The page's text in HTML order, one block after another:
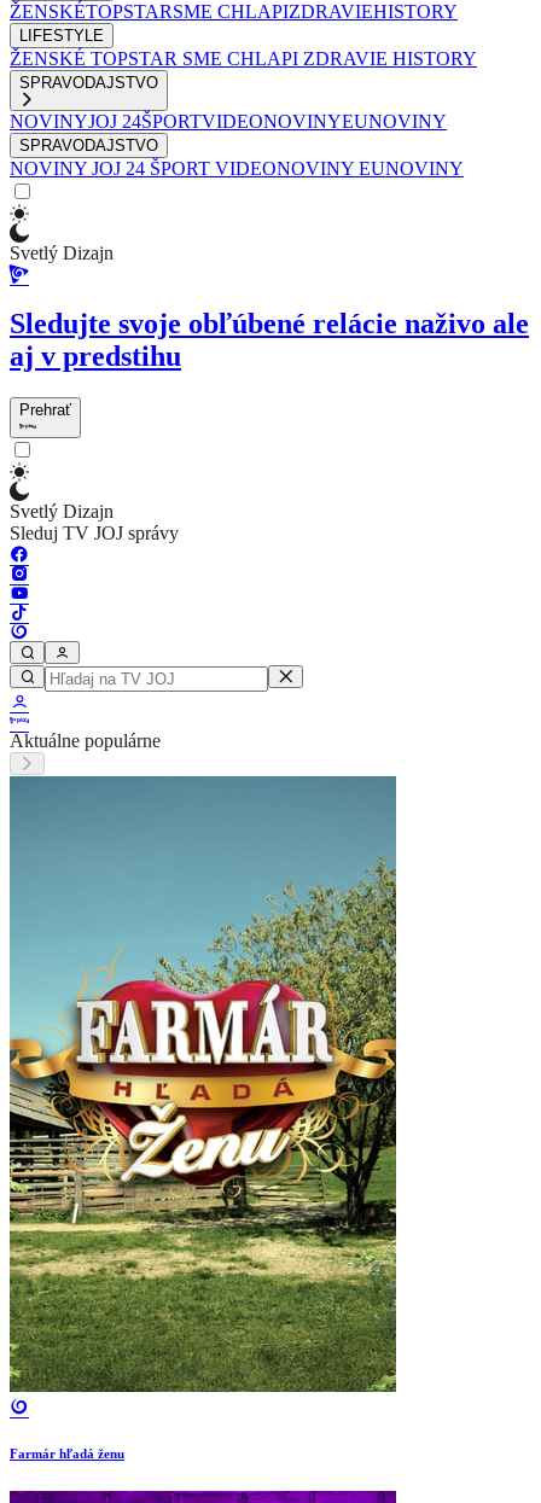
ŽENSKÉTOPSTARSME CHLAPIZDRAVIEHISTORY
LIFESTYLE
ŽENSKÉ TOPSTAR SME CHLAPI ZDRAVIE HISTORY
SPRAVODAJSTVO
NOVINYJOJ 24ŠPORTVIDEONOVINYEUNOVINY
SPRAVODAJSTVO
NOVINY JOJ 24 ŠPORT VIDEONOVINY EUNOVINY
Svetlý Dizajn
Sledujte svoje obľúbené relácie naživo ale
aj v predstihu
Prehrať
Svetlý Dizajn
Sleduj TV JOJ správy
Aktuálne populárne
Farmár hľadá ženu